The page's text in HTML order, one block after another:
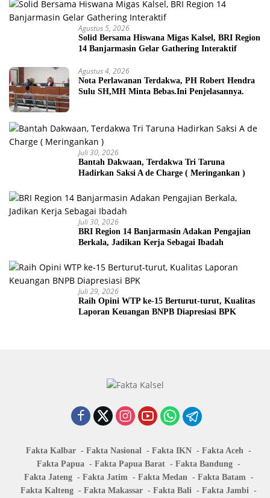
Agustus 5, 2026
Solid Bersama Hiswana Migas Kalsel, BRI Region
14 Banjarmasin Gelar Gathering Interaktif
Agustus 4, 2026
Nota Perlawanan Terdakwa, PH Robert Hendra
Sulu SH,MH Minta Bebas.Ini Penjelasannya.
Juli 30, 2026
Bantah Dakwaan, Terdakwa Tri Taruna
Hadirkan Saksi A de Charge ( Meringankan )
Juli 30, 2026
BRI Region 14 Banjarmasin Adakan Pengajian
Berkala, Jadikan Kerja Sebagai Ibadah
Juli 29, 2026
Raih Opini WTP ke-15 Berturut-turut, Kualitas
Laporan Keuangan BNPB Diapresiasi BPK
Fakta Kalbar Fakta Nasional Fakta IKN
Fakta Aceh
Fakta Papua
Fakta Papua Barat
Fakta Bandung
Fakta Jateng
Fakta Jatim Fakta Medan
Fakta Batam
Fakta Kalteng
Fakta Makassar Fakta Bali Fakta Jambi